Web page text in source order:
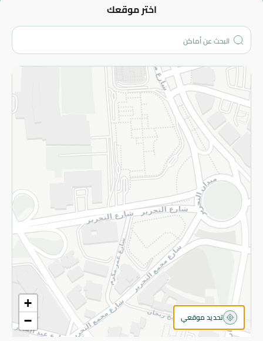
اختر موقعك
+
−
تحديد موقعي
من نحن؟
الفروع
المزيد
الاسترجاع
سياسة الاستخدام
سياسة الخصوصية
قم بالتسجيل للنشرة
©2026 - Spinneys | جميع الحقوق محفوظة